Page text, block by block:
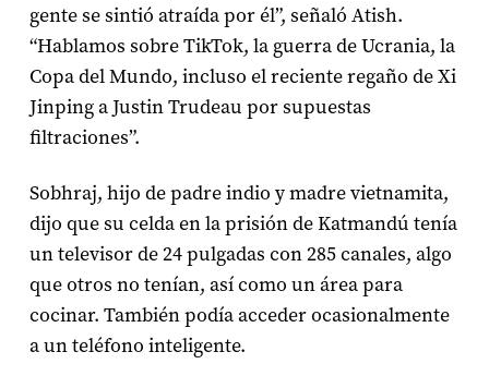
gente se sintió atraída por él”, señaló Atish.
“Hablamos sobre TikTok, la guerra de Ucrania, la
Copa del Mundo, incluso el reciente regaño de Xi
Jinping a Justin Trudeau por supuestas
filtraciones”.
Sobhraj, hijo de padre indio y madre vietnamita,
dijo que su celda en la prisión de Katmandú tenía
un televisor de 24 pulgadas con 285 canales, algo
que otros no tenían, así como un área para
cocinar. También podía acceder ocasionalmente
a un teléfono inteligente.